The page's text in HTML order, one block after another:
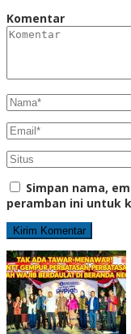
Komentar
Simpan nama,
peramban ini untuk